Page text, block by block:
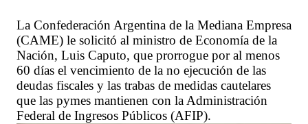
La Confederación Argentina de la Mediana Empresa
(CAME) le solicitó al ministro de Economía de la
Nación, Luis Caputo, que prorrogue por al menos
60 días el vencimiento de la no ejecución de las
deudas fiscales y las trabas de medidas cautelares
que las pymes mantienen con la Administración
Federal de Ingresos Públicos (AFIP).